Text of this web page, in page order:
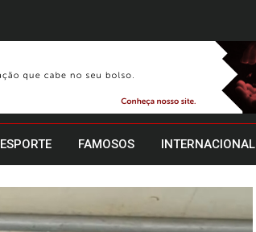
ESPORTE FAMOSOS INTERNACIONAL